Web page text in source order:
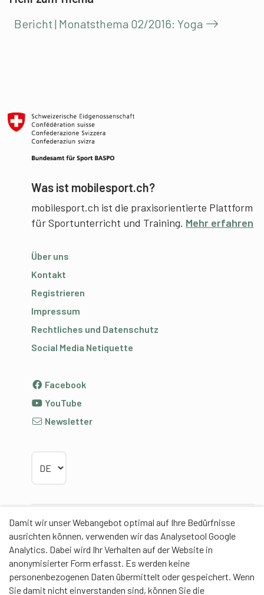
Damit wir unser Webangebot optimal auf Ihre Bedürfnisse
ausrichten können, verwenden wir das Analysetool Google
Analytics. Dabei wird Ihr Verhalten auf der Website in
anonymisierter Form erfasst. Es werden keine
personenbezogenen Daten übermittelt oder gespeichert. Wenn
Sie damit nicht einverstanden sind, können Sie die
Bericht | Monatsthema 02/2016: Yoga
Was ist mobilesport.ch?
mobilesport.ch ist die praxisorientierte Plattform
für Sportunterricht und Training. Mehr erfahren
Über uns
Kontakt
Registrieren
Impressum
Rechtliches und Datenschutz
Social Media Netiquette
Facebook
YouTube
Newsletter
Partner